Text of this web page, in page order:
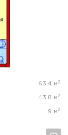
63.4 м 2
43.8 м 2
9 м 2